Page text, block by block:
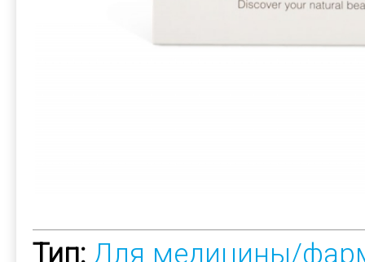
Тип: Для медицины/